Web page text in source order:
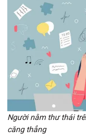
Người nằm thư thái
căng thẳng